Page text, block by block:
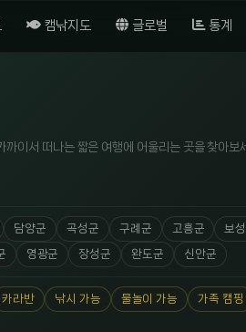
캠낚지도 글로벌 통계
이서 떠나는 짧은 여행에 어울리는 곳을 찾아보
담양군 곡성군 구례군 고흥군 보
영광군 장성군 완도군 신안군
카라반 낚시 가능 물놀이 가능 가족 캠핑